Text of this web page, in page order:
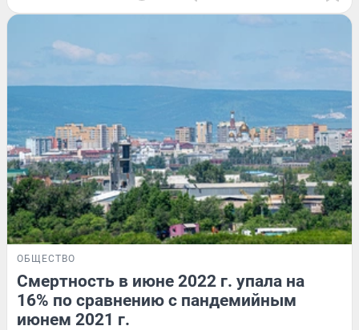
ОБЩЕСТВО
Смертность в июне 2022 г. упала на
16% по сравнению с пандемийным
июнем 2021 г.